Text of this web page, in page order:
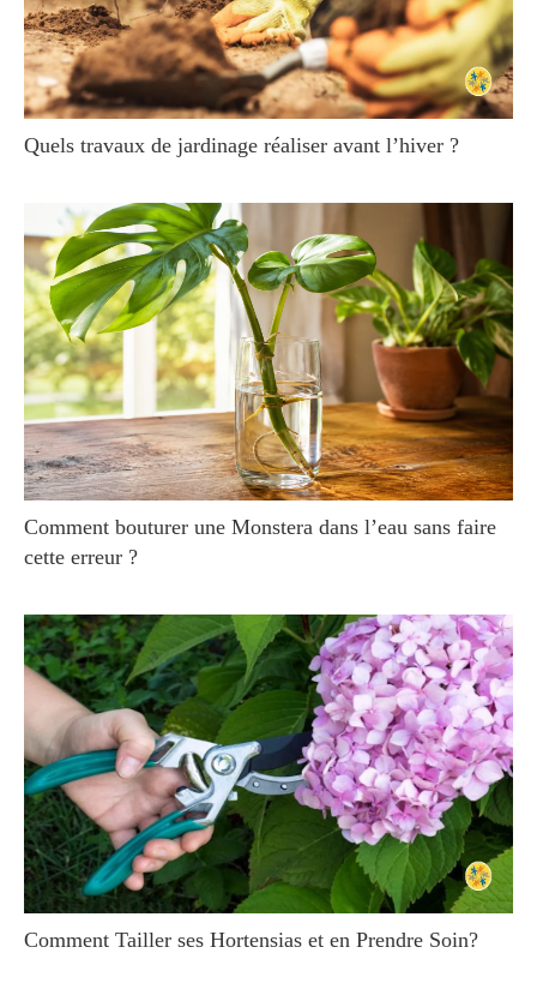
Quels travaux de jardinage réaliser avant l’hiver ?
Comment bouturer une Monstera dans l’eau sans faire
cette erreur ?
Comment Tailler ses Hortensias et en Prendre Soin?